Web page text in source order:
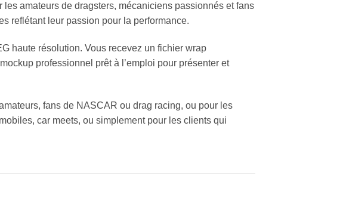
amateurs de dragsters, mécaniciens passionnés et fans
reflétant leur passion pour la performance.
haute résolution. Vous recevez un fichier wrap
professionnel prêt à l’emploi pour présenter et
fans de NASCAR ou drag racing, ou pour les
car meets, ou simplement pour les clients qui